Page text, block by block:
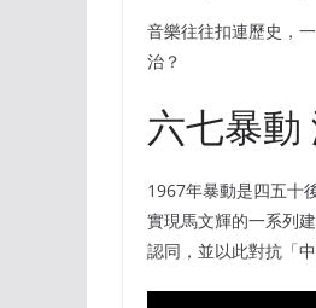
音樂往往扣連歷史，
治？
六七暴動
1967年暴動是四五十
實現馬文輝的一系列
認同，並以此對抗「